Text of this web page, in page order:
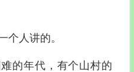
个人讲的。
的年代，有个山村的